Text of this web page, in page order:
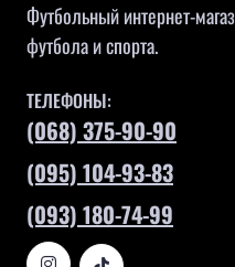
Футбольный интернет-
футбола и спорта.
ТЕЛЕФОНЫ:
(068) 375-90-90
(095) 104-93-83
(093) 180-74-99